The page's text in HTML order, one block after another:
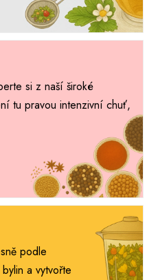
si z naší široké
tu pravou intenzivní chuť,
podle
a vytvořte